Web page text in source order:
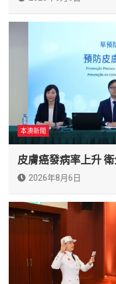
本澳新聞
皮膚癌發病率上升
2026年8月6日